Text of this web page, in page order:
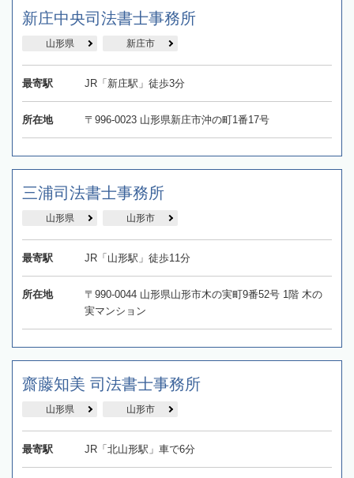
新庄中央司法書士事務所
山形県 新庄市
最寄駅 JR「新庄駅」徒歩3分
所在地 〒996-0023 山形県新庄市沖の町1番17号
三浦司法書士事務所
山形県 山形市
最寄駅 JR「山形駅」徒歩11分
所在地
〒990-0044 山形県山形市木の実町9番52号 1階 木の
実マンション
齋藤知美 司法書士事務所
山形県 山形市
最寄駅 JR「北山形駅」車で6分